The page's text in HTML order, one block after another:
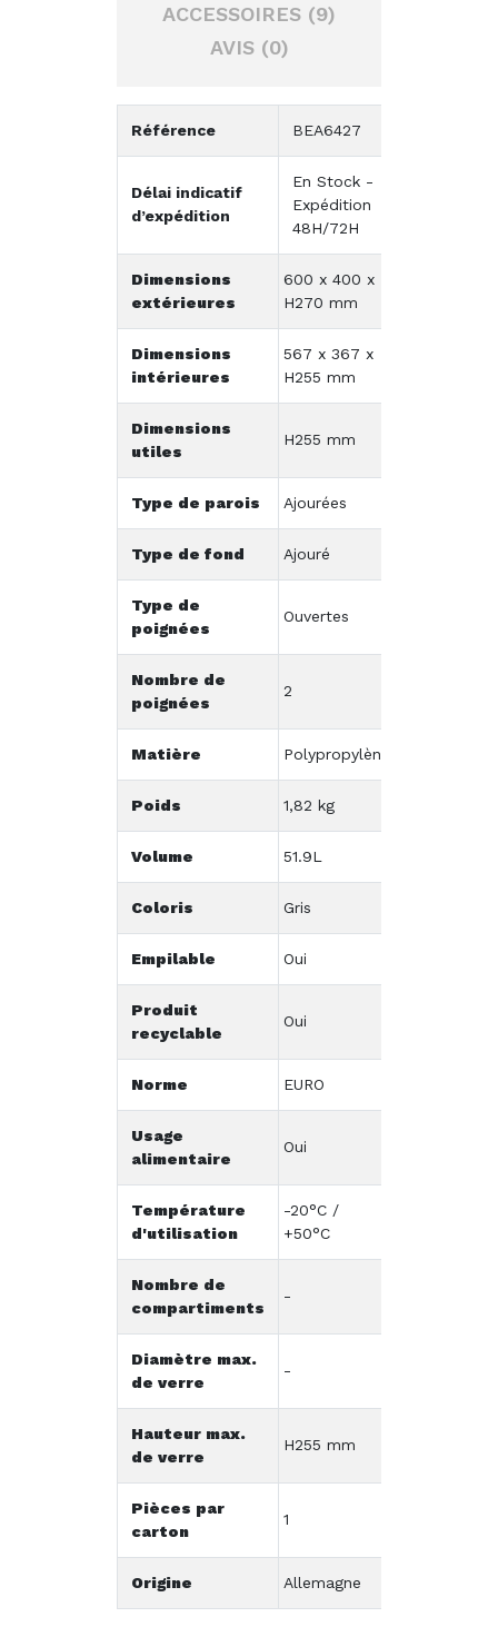
ACCESSOIRES (9)
AVIS (0)
Référence BEA6427
Délai indicatif
d’expédition
En Stock -
Expédition
48H/72H
Dimensions
extérieures
600 x 400 x
H270 mm
Dimensions
intérieures
567 x 367 x
H255 mm
Dimensions
utiles
H255 mm
Type de parois Ajourées
Type de fond Ajouré
Type de
poignées
Ouvertes
Nombre de
poignées
2
Matière Polypropylène
Poids 1,82 kg
Volume 51.9L
Coloris Gris
Empilable Oui
Produit
recyclable
Oui
Norme EURO
Usage
alimentaire
Oui
Température
d'utilisation
-20°C /
+50°C
Nombre de
compartiments
-
Diamètre max.
de verre
-
Hauteur max.
de verre
H255 mm
Pièces par
carton
1
Origine Allemagne